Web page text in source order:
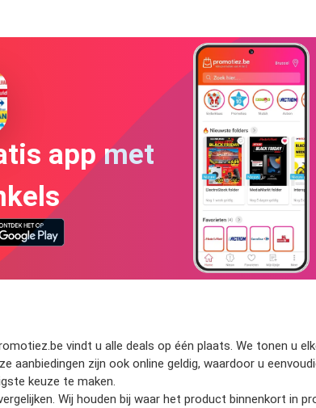
app met
vindt u alle deals op één plaats. We tonen u
zijn ook online geldig, waardoor u
keuze te maken.
Wij houden bij waar het product binnenkort in